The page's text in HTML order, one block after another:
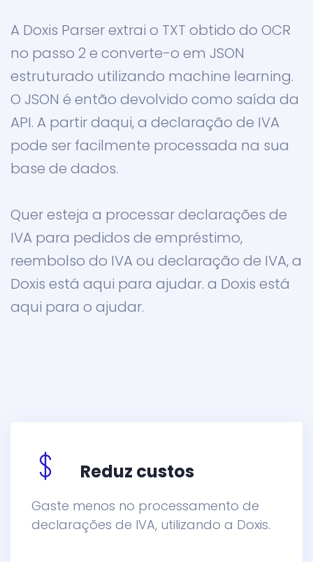
A Doxis Parser extrai o TXT obtido do OCR
no passo 2 e converte-o em JSON
estruturado utilizando machine learning.
O JSON é então devolvido como saída da
API. A partir daqui, a declaração de IVA
pode ser facilmente processada na sua
base de dados.
Quer esteja a processar declarações de
IVA para pedidos de empréstimo,
reembolso do IVA ou declaração de IVA, a
Doxis está aqui para ajudar. a Doxis está
aqui para o ajudar.
Reduz custos
Gaste menos no processamento de
declarações de IVA, utilizando a Doxis.